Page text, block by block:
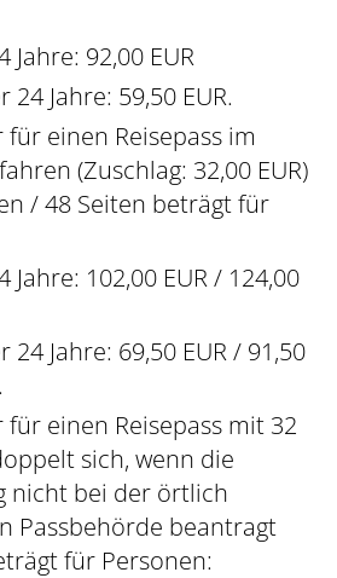
Jahre: 92,00 EUR
24 Jahre: 59,50 EUR.
für einen Reisepass im
(Zuschlag: 32,00 EUR)
/ 48 Seiten beträgt für
Jahre: 102,00 EUR / 124,00
24 Jahre: 69,50 EUR / 91,50
für einen Reisepass mit 32
sich, wenn die
nicht bei der örtlich
Passbehörde beantragt
für Personen: